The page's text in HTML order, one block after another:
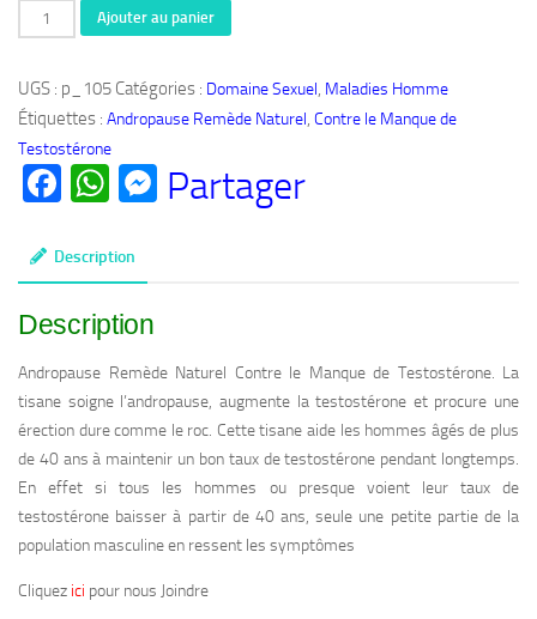
quantité
de
Bio
105:
Andropause
Remède
de
Ajouter au panier
UGS : p_105 Catégories : Domaine Sexuel, Maladies Homme
Étiquettes : Andropause Remède Naturel, Contre le Manque de
Testostérone
Facebook
WhatsApp
Messenger
Partager
Description
Description
Andropause Remède Naturel Contre le Manque de Testostérone. La
tisane soigne l’andropause, augmente la testostérone et procure une
érection dure comme le roc. Cette tisane aide les hommes âgés de plus
de 40 ans à maintenir un bon taux de testostérone pendant longtemps.
En effet si tous les hommes ou presque voient leur taux de
testostérone baisser à partir de 40 ans, seule une petite partie de la
population masculine en ressent les symptômes
Cliquez ici pour nous Joindre